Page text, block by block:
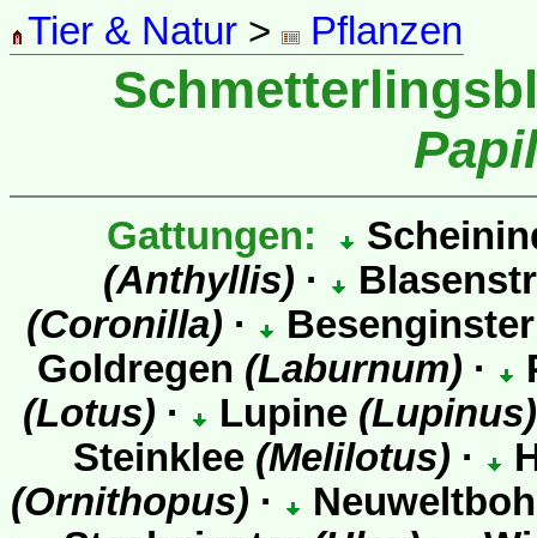
Tier & Natur > Pflanzen
Gattungen:
(Anthyllis) ·
(Coronilla) ·
Goldregen (Laburnum) ·
(Lotus) · Lupine (Lupinus)
Steinklee (Melilotus) ·
(Ornithopus) ·